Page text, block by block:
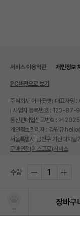
수량
장바구
서비스 이용약관 개인정보
PC버전으로 보기
주식회사 어바웃펫
대표자명 :
사업자 등록번호 : 120-
통신판매업신고번호 : 제
개인정보관리자 : 김원규
서울특별시 금천구 가산디지
구매안전(에스크로)서비스